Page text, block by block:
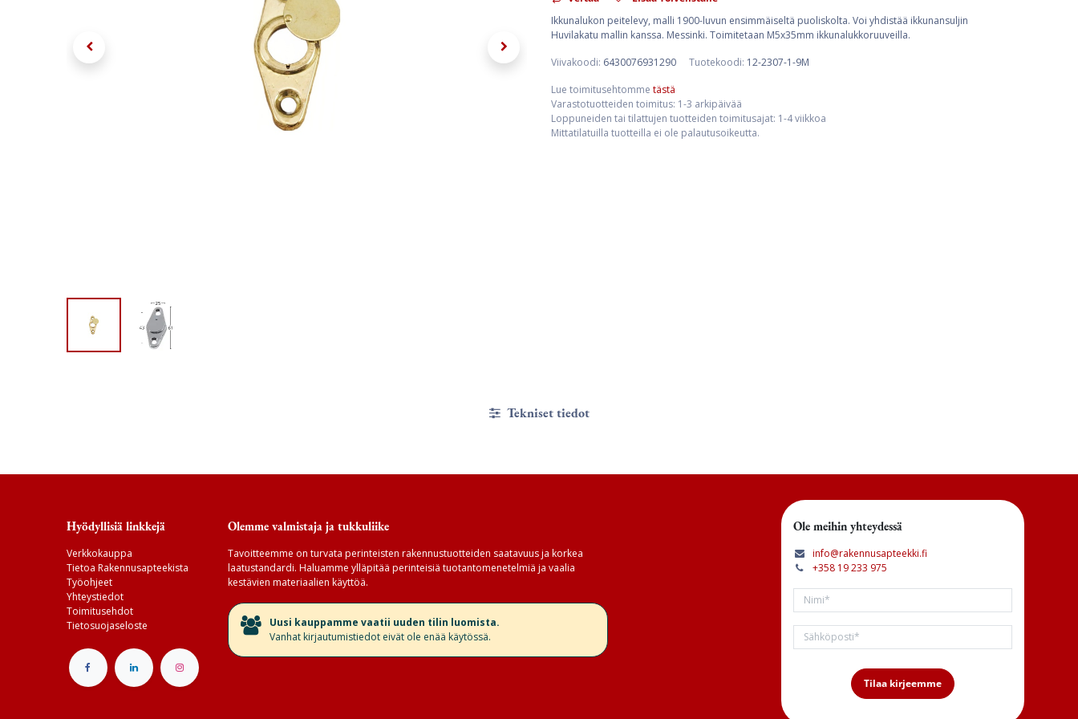
Ikkunalukon peitelevy, malli 1900-luvun ensimmäiseltä puoliskolta. Voi yhdistää ikkunansuljin
Huvilakatu mallin kanssa. Messinki. Toimitetaan M5x35mm ikkunalukkoruuveilla.
Viivakoodi: 6430076931290 Tuotekoodi: 12-2307-1-9M
Lue toimitusehtomme tästä
Varastotuotteiden toimitus: 1-3 arkipäivää
Loppuneiden tai tilattujen tuotteiden toimitusajat: 1-4 viikkoa
Mittatilatuilla tuotteilla ei ole palautusoikeutta.
Tekniset tiedot
Hyödyllisiä linkkejä
Verkkokauppa
Tietoa Rakennusapteekista
Työohjeet
Yhteystiedot
Toimitusehdot
Tietosuojaseloste
Olemme valmistaja ja tukkuliike
Tavoitteemme on turvata perinteisten rakennustuotteiden saatavuus ja korkea
laatustandardi. Haluamme ylläpitää perinteisiä tuotantomenetelmiä ja vaalia
kestävien materiaalien käyttöä.
​Uusi kauppamme vaatii uuden tilin luomista.
Vanhat kirjautumistiedot eivät ole enää käytössä.
Ole meihin yhteydessä
info@rakennusapteekki.fi
+358 19 233 975
Tilaa kirjeemme